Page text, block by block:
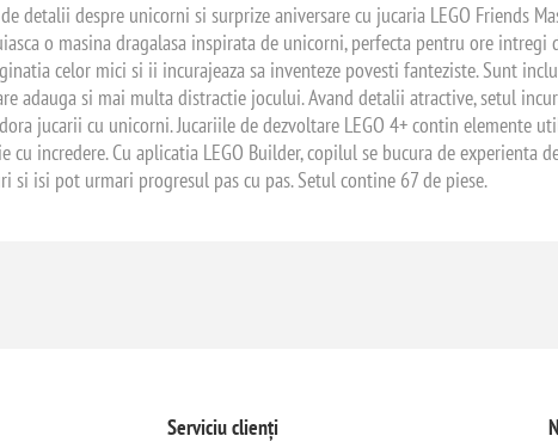
detalii despre unicorni si surprize aniversare cu jucaria LEGO Friends
o masina dragalasa inspirata de unicorni, perfecta pentru ore
celor mici si ii incurajeaza sa inventeze povesti fanteziste. Sunt
adauga si mai multa distractie jocului. Avand detalii atractive, setul
jucarii cu unicorni. Jucariile de dezvoltare LEGO 4+ contin elemente
incredere. Cu aplicatia LEGO Builder, copilul se bucura de experienta
isi pot urmari progresul pas cu pas. Setul contine 67 de piese.
Serviciu clienți